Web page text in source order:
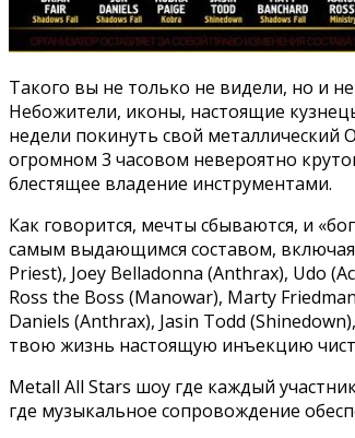
Такого вы не только не видели, но и
Небожители, иконы, настоящие
недели покинуть свой металлический
огромном 3 часовом невероятно
блестящее владение инструментами.
Как говорится, мечты сбываются, и
самым выдающимся составом, включая
Priest), Joey Belladonna (Anthrax), Udo
Ross the Boss (Manowar), Marty
Daniels (Anthrax), Jasin Todd
твою жизнь настоящую инъекцию
Metall All Stars шоу где каждый
где музыкальное сопровождение